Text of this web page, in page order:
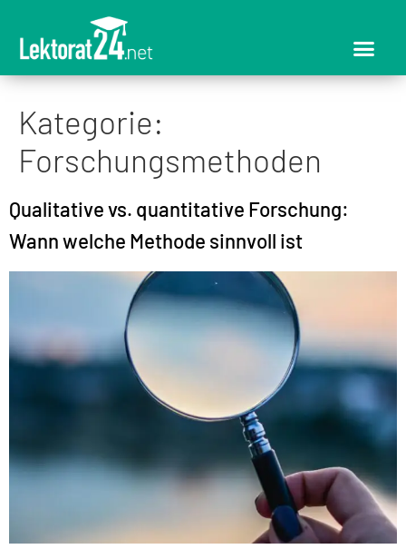
Kategorie:
Forschungsmethoden
Qualitative vs. quantitative Forschung:
Wann welche Methode sinnvoll ist